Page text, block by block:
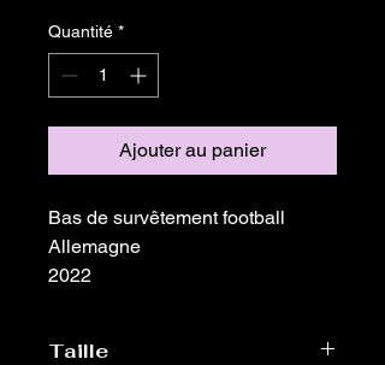
Quantité *
Ajouter au panier
Bas de survêtement football
Allemagne
2022
Taille